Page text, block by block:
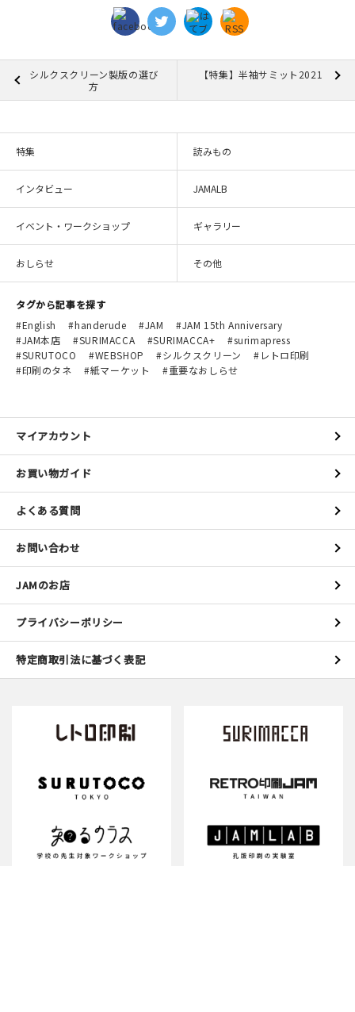
シルクスクリーン製版の選び
方
【特集】半袖サミット2021
特集 読みもの
インタビュー JAMALB
イベント・ワークショップ ギャラリー
おしらせ その他
タグから記事を探す
English
handerude JAM
JAM 15th Anniversary
JAM本店
SURIMACCA SURIMACCA+
surimapress
SURUTOCO
WEBSHOP シルクスクリーン
レトロ印刷
印刷のタネ
紙マーケット 重要なおしらせ
マイアカウント
お買い物ガイド
よくある質問
お問い合わせ
JAMのお店
プライバシーポリシー
特定商取引法に基づく表記